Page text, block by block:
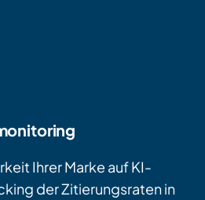
Ihrer Marke auf KI-
der Zitierungsraten in